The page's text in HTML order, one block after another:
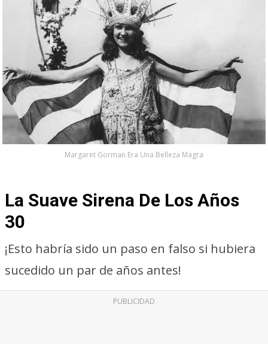
Margaret Gorman Era Una Belleza Magra
La Suave Sirena De Los Años
30
¡Esto habría sido un paso en falso si hubiera
sucedido un par de años antes!
PUBLICIDAD